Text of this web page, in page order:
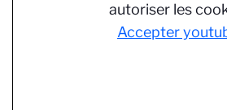
autoriser les
Accepter